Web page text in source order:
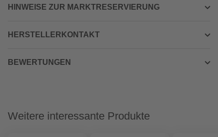
HINWEISE ZUR MARKTRESERVIERUNG
HERSTELLERKONTAKT
BEWERTUNGEN
Weitere interessante Produkte